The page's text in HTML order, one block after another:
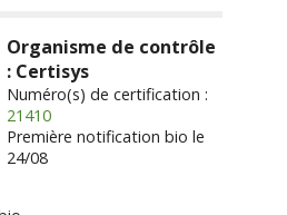
Organisme de contrôle
: Certisys
Numéro(s) de certification :
21410
Première notification bio le
24/08